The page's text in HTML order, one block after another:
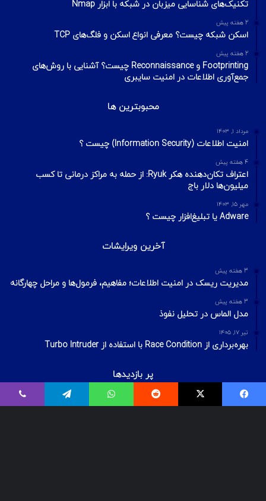
تکنیک‌های شناسایی میزبان در شبکه با ابزار Nmap
2 هفته پیش
اسکن شبکه چیست؟ معرفی انواع اسکن و فلگ‌های TCP
2 هفته پیش
Footprinting و Reconnaissance چیست؟ آشنایی با روش‌های
جمع‌آوری اطلاعات در امنیت سایبری
محبوبترین ها
مرداد ۱, ۱۴۰۳
امنیت اطلاعات (Information Security) چیست ؟
4 هفته پیش
اعتراف تکان‌دهنده هکر Ryuk: از حمله به مراکز درمانی تا کسب
میلیون‌ها دلار باج
مهر ۱۵, ۱۴۰۳
Adware یا تبلیغ‌افزار چیست ؟
آخرین ویرایشات
3 هفته پیش
مدیریت ریسک در امنیت اطلاعات؛ مفاهیم، فرمول‌ها و مراحل چهارگانه
3 هفته پیش
مدل الماس در تحلیل نفوذ
تیر ۱۷, ۱۴۰۵
بهره‌برداری از Race Condition با استفاده از Turbo Intruder
پر بازدیدها
اردیبهشت ۲۰, ۱۴۰۰
فیسبوک ایکس Reddit واتس آپ تلگرام وایبر